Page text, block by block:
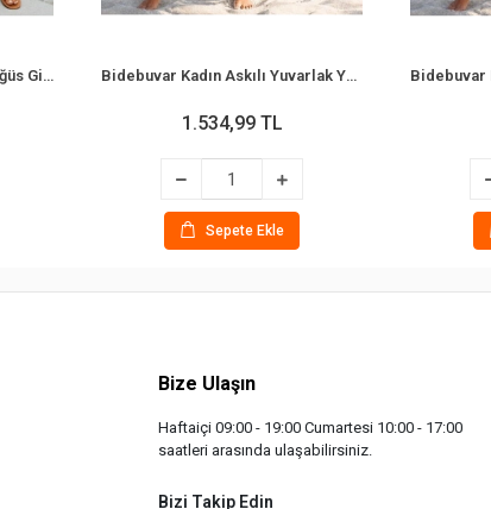
Bidebuvar Kadın Ip Askılı Göğüs Gipe Detaylı Desenli Uzun Süprem Elbise Bidebuvar Kadın Askılı Yuvarlak Yakalı Desenli Uzun Süprem Elbise
1.534,99 TL
Sepete Ekle
Bize Ulaşın
Haftaiçi 09:00 - 19:00 Cumartesi 10:00 - 17:00
saatleri arasında ulaşabilirsiniz.
Bizi Takip Edin